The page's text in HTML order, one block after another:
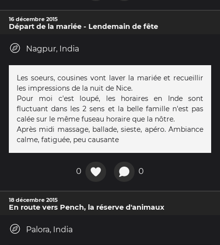
16 décembre 2015
Départ de la mariée - Lendemain de fête
Nagpur, India
Les soeurs, cousines vont laver la mariée et recueillir
les impressions de la nuit de Nice.
Pour moi c'est loupé, les horaires en Inde sont
fluctuant dans les 2 sens et la belle famille n'est pas
calée sur le même fuseau horaire que la nôtre.
Après midi massage, ballade, sieste, apéro. Ambiance
calme, fatiguée, peu causante
0 0
18 décembre 2015
En route vers Pench, la réserve d'animaux
Palora, India